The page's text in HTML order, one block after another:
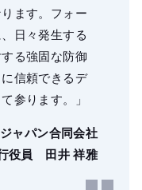
ます。フォー
日々発生する
る強固な防御
信頼できるデ
参ります。」
ャパン合同会社
役員 田井 祥雅